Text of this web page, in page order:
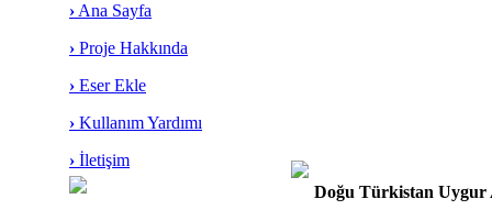
› Ana Sayfa
› Proje Hakkında
› Eser Ekle
› Kullanım Yardımı
› İletişim
Doğu Türkistan Uygur